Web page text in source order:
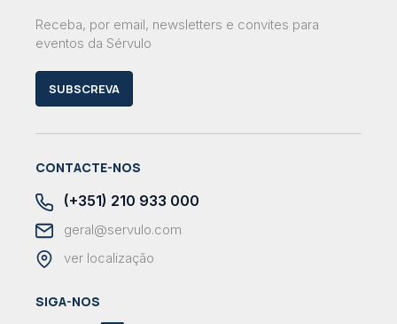
Receba, por email, newsletters e convites para
eventos da Sérvulo
SUBSCREVA
CONTACTE-NOS
(+351) 210 933 000
geral@servulo.com
ver localização
SIGA-NOS